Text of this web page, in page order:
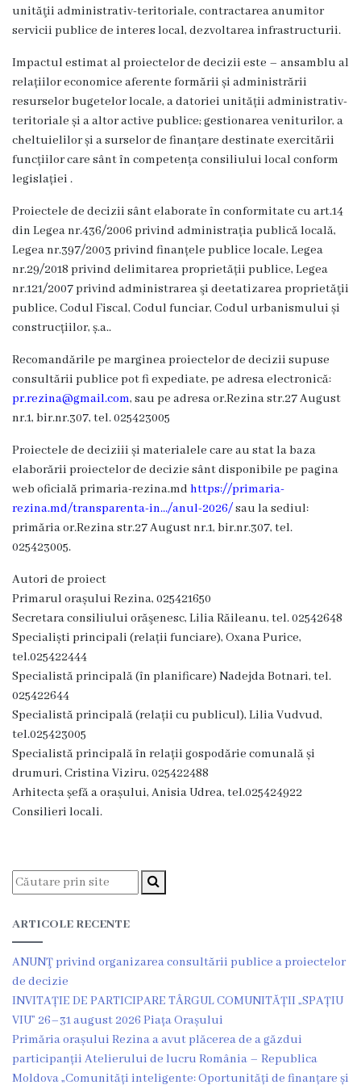
Rezina”
ONG-
uri
Posturi
vacante
Consiliul
Componența
Consiliului
Secretar
Comisii
de
specialitate
Activitatea
consiliului
Deciziile
Regulamentul
consiliului
Ședințele
Consiliului
Ședința
consiliului
orășenesc
Transparență
Licitații
și
achiziții
Rapoarte
Plan
unităţii administrativ-teritoriale, contractarea anumitor
servicii publice de interes local, dezvoltarea infrastructurii.
Impactul estimat al proiectelor de decizii este – ansamblu al
relațiilor economice aferente formării și administrării
resurselor bugetelor locale, a datoriei unității administrativ-
teritoriale și a altor active publice; gestionarea veniturilor, a
cheltuielilor și a surselor de finanțare destinate exercitării
funcțiilor care sânt în competența consiliului local conform
legislației .
Proiectele de decizii sânt elaborate în conformitate cu art.14
din Legea nr.436/2006 privind administrația publică locală,
Legea nr.397/2003 privind finanțele publice locale, Legea
nr.29/2018 privind delimitarea proprietății publice, Legea
nr.121/2007 privind administrarea şi deetatizarea proprietăţii
publice, Codul Fiscal, Codul funciar, Codul urbanismului și
construcțiilor, ș.a..
Recomandările pe marginea proiectelor de decizii supuse
consultării publice pot fi expediate, pe adresa electronică:
pr.rezina@gmail.com, sau pe adresa or.Rezina str.27 August
nr.1, bir.nr.307, tel.025423005
Proiectele de deciziii și materialele care au stat la baza
elaborării proiectelor de decizie sânt disponibile pe pagina
web oficială primaria-rezina.md https://primaria-
rezina.md/transparenta-in…/anul-2026/sau la sediul:
primăria or.Rezina str.27 August nr.1, bir.nr.307, tel.
025423005.
Autori de proiect
Primarul orașului Rezina, 025421650
Secretara consiliului orăşenesc, Lilia Răileanu, tel. 02542648
Specialiști principali (relații funciare), Oxana Purice,
tel.025422444
Specialistă principală (în planificare) Nadejda Botnari, tel.
025422644
Specialistă principală (relații cu publicul), Lilia Vudvud,
tel.025423005
Specialistă principală în relații gospodărie comunală și
drumuri, Cristina Viziru, 025422488
Arhitecta șefă a orașului, Anisia Udrea, tel.025424922
Consilieri locali.
ARTICOLE RECENTE
ANUNŢ privind organizarea consultării publice a proiectelor
de decizie
INVITAȚIE DE PARTICIPARE TÂRGUL COMUNITĂȚII „SPAȚIU
VIU” 26–31 august 2026 Piața Orașului
Primăria orașului Rezina a avut plăcerea de a găzdui
participanții Atelierului de lucru România – Republica
Moldova „Comunități inteligente: Oportunități de finanțare și